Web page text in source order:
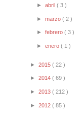
►abril( 3 )
►marzo( 2 )
►febrero( 3 )
►enero( 1 )
► 2015 ( 22 )
► 2014 ( 69 )
► 2013 ( 212 )
► 2012 ( 85 )